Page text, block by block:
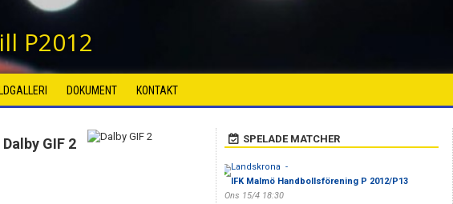
P2012
DOKUMENT KONTAKT
Dalby GIF 2 SPELADE MATCHER
Landskrona -
IFK Malmö Handbollsförening P 2012/P13
Ons 15/4 18:30